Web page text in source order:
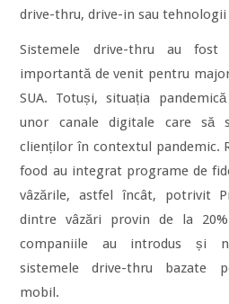
drive-thru, drive-in sau
Sistemele drive-thru au
importantă de venit pentru
SUA. Totuși, situația
unor canale digitale care să
clienților în contextul pandemic.
food au integrat programe de
vâzările, astfel încât, potrivit
dintre vâzări provin de la
companiile au introdus și
sistemele drive-thru bazate
mobil.